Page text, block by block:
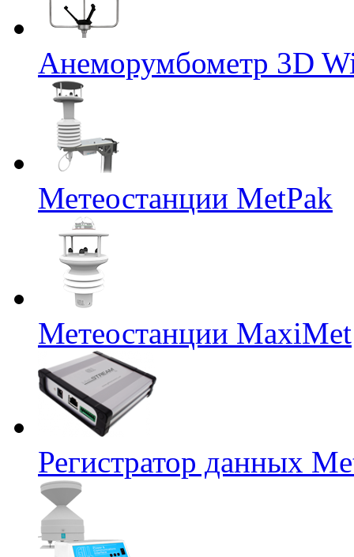
Анеморумбометр 3D
Метеостанции MetPak
Метеостанции MaxiMet
Регистратор данных